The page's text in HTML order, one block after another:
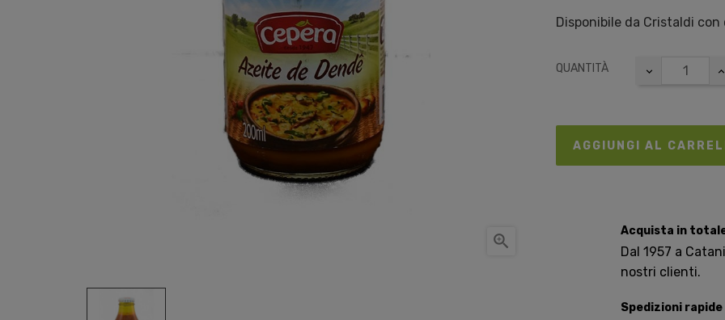

Disponibile da Cristaldi
QUANTITÀ
AGGIUNGI AL
Acquista in
Dal 1957 a
nostri clienti.
Spedizioni rapide